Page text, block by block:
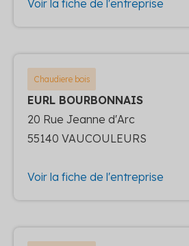
Voir la fiche de l'entreprise
Chaudiere bois
EURL BOURBONNAIS
20 Rue Jeanne d'Arc
55140 VAUCOULEURS
Voir la fiche de l'entreprise